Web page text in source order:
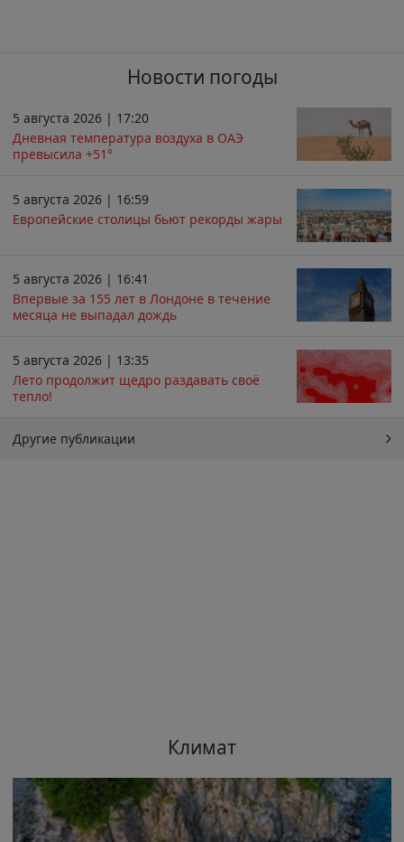
Новости погоды
5 августа 2026 | 17:20
Дневная температура воздуха в ОАЭ
превысила +51°
5 августа 2026 | 16:59
Европейские столицы бьют рекорды жары
5 августа 2026 | 16:41
Впервые за 155 лет в Лондоне в течение
месяца не выпадал дождь
5 августа 2026 | 13:35
Лето продолжит щедро раздавать своё
тепло!
Другие публикации
Климат